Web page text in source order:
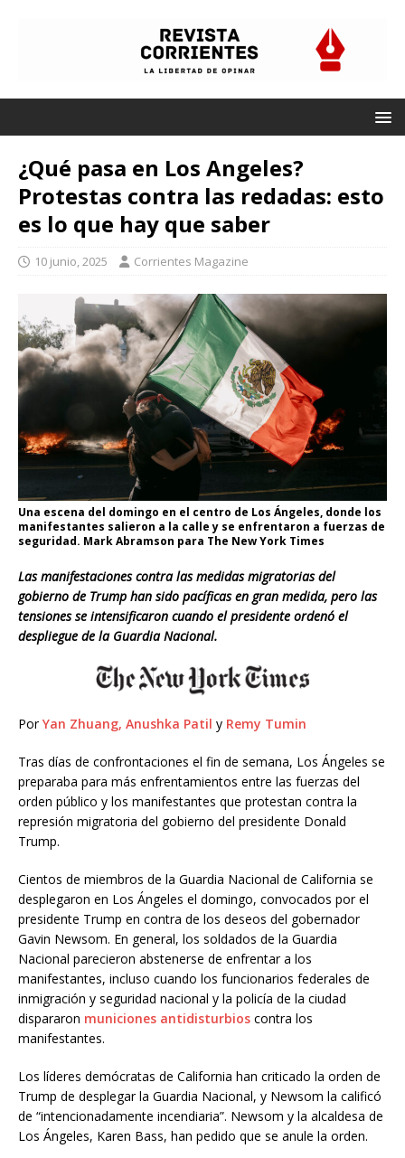
¿Qué pasa en Los Angeles?
Protestas contra las redadas: esto
es lo que hay que saber
10 junio, 2025 Corrientes Magazine
Una escena del domingo en el centro de Los Ángeles, donde los
manifestantes salieron a la calle y se enfrentaron a fuerzas de
seguridad. Mark Abramson para The New York Times
Las manifestaciones contra las medidas migratorias del
gobierno de Trump han sido pacíficas en gran medida, pero las
tensiones se intensificaron cuando el presidente ordenó el
despliegue de la Guardia Nacional.
PorYan Zhuang, Anushka Patil y Remy Tumin
Tras días de confrontaciones el fin de semana, Los Ángeles se
preparaba para más enfrentamientos entre las fuerzas del
orden público y los manifestantes que protestan contra la
represión migratoria del gobierno del presidente Donald
Trump.
Cientos de miembros de la Guardia Nacional de California se
desplegaron en Los Ángeles el domingo, convocados por el
presidente Trump en contra de los deseos del gobernador
Gavin Newsom. En general, los soldados de la Guardia
Nacional parecieron abstenerse de enfrentar a los
manifestantes, incluso cuando los funcionarios federales de
inmigración y seguridad nacional y la policía de la ciudad
dispararon municiones antidisturbios contra los
manifestantes.
Los líderes demócratas de California han criticado la orden de
Trump de desplegar la Guardia Nacional, y Newsom la calificó
de “intencionadamente incendiaria”. Newsom y la alcaldesa de
Los Ángeles, Karen Bass, han pedido que se anule la orden.